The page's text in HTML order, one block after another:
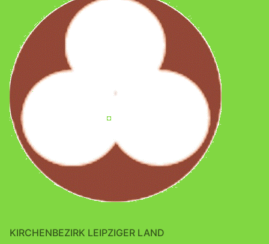
KIRCHENBEZIRK LEIPZIGER LAND